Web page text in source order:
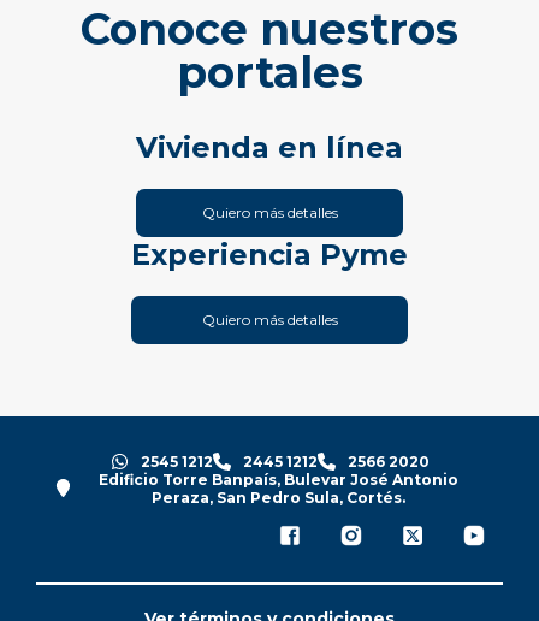
Conoce nuestros
portales
Vivienda en línea
Quiero más detalles
Experiencia Pyme
Quiero más detalles
2545 1212 2445 1212
2566 2020
Edificio Torre Banpaís, Bulevar José Antonio
Peraza, San Pedro Sula, Cortés.